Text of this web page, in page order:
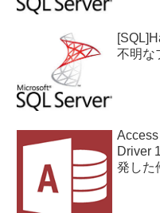
不明な
Driver
発した